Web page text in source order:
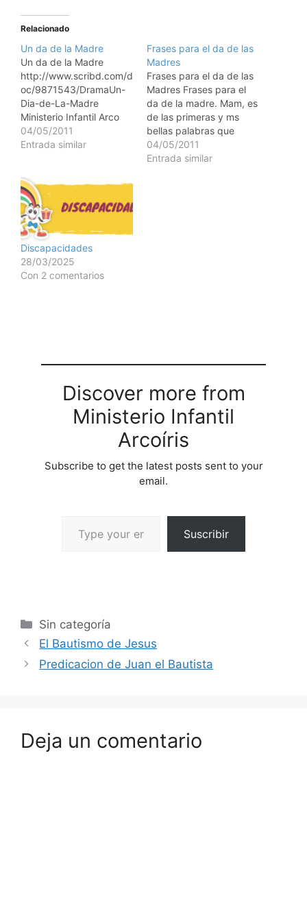
Relacionado
Un da de la Madre
Un da de la Madre
http://www.scribd.com/d
oc/9871543/DramaUn-
Dia-de-La-Madre
Ministerio Infantil Arco
Iris No somos un
ministerio grande...pero
hermanos mos amados,
estad firmes y
constantes, creciendo
en la obra del seor
siempre, sabiendo que
vuestro trabajo en el
seor no es en vano. 1
Corintios 15:58…
04/05/2011
Entrada similar
Frases para el da de las
Madres
Frases para el da de las
Madres Frases para el
da de la madre. Mam, es
de las primeras y ms
bellas palabras que
aprendemos. El amor de
una madre es para toda
04/05/2011
Entrada similar
Discapacidades
28/03/2025
Con 2 comentarios
Discover more from
Ministerio Infantil
Arcoíris
Subscribe to get the latest posts sent to your
email.
Suscribir
Sin categoría
El Bautismo de Jesus
Predicacion de Juan el Bautista
Deja un comentario